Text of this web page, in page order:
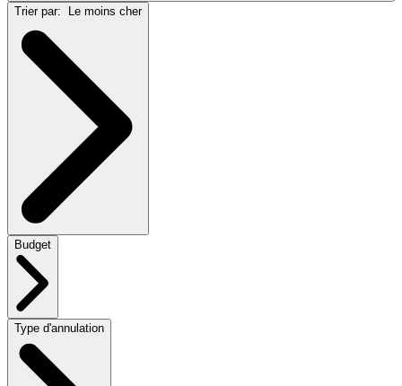
Trier par: Le moins cher
Budget
Type d'annulation